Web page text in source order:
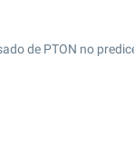
de PTON no